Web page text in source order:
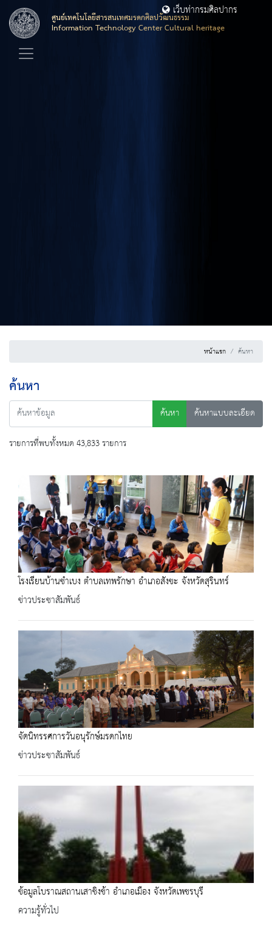
ศูนย์เทคโนโลยีสารสนเทศมรดกศิลปวัฒนธรรม
Information Technology Center Cultural heritage
เว็บท่ากรมศิลปากร
หน้าแรก ค้นหา
ค้นหา
ค้นหา
ค้นหาแบบละเอียด
รายการที่พบทั้งหมด 43,833 รายการ
โรงเรียนบ้านชำเบง ตำบลเทพรักษา อำเภอสังขะ จังหวัดสุรินทร์
ข่าวประชาสัมพันธ์
จัดนิทรรศการวันอนุรักษ์มรดกไทย
ข่าวประชาสัมพันธ์
ข้อมูลโบราณสถานเสาชิงช้า อำเภอเมือง จังหวัดเพชรบุรี
ความรู้ทั่วไป